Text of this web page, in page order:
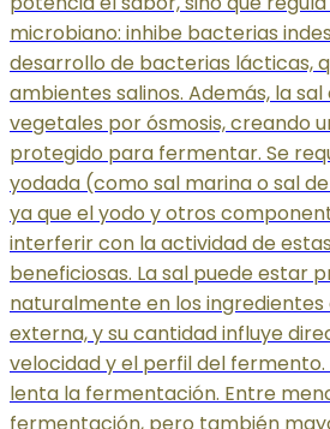
microbiano: inhibe bacterias
desarrollo de bacterias lácticas,
ambientes salinos. Además, la
vegetales por ósmosis, creando
protegido para fermentar. Se
yodada (como sal marina o sal
ya que el yodo y otros
interferir con la actividad de
beneficiosas. La sal puede estar
naturalmente en los
externa, y su cantidad influye
velocidad y el perfil del fermento.
lenta la fermentación. Entre